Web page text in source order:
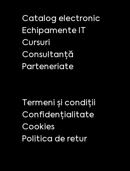
Catalog electronic
Echipamente IT
Cursuri
Consultanță
Parteneriate
Termeni și condiții
Confidențialitate
Cookies
Politica de retur